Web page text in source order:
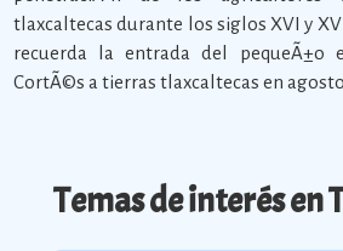
tlaxcaltecas durante los siglos XVI y
recuerda la entrada del pequeÃ±o
CortÃ©s a tierras tlaxcaltecas en agosto
Temas de interés en